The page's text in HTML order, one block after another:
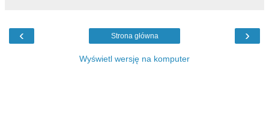
‹ ›
Strona główna
Wyświetl wersję na komputer